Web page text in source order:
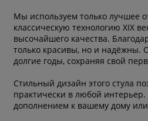
Мы используем только лучшее
классическую технологию XIX
высочайшего качества.
только красивы, но и надёжны.
долгие годы, сохраняя свой
Стильный дизайн этого стула
практически в любой
дополнением к вашему дому